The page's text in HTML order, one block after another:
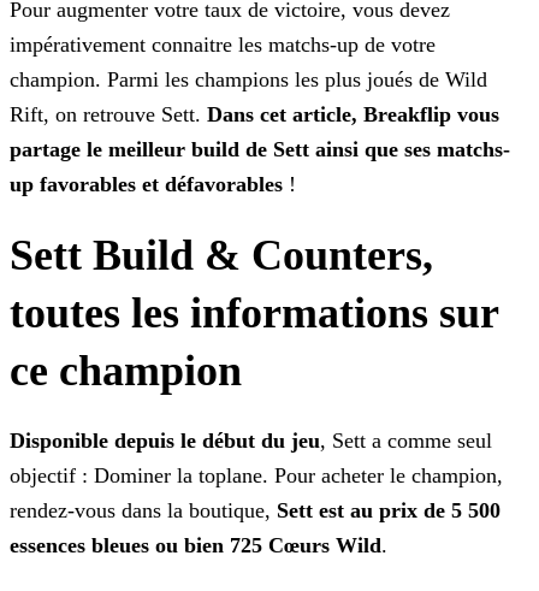
Pour augmenter votre taux de victoire, vous devez
impérativement connaitre les matchs-up de votre
champion. Parmi les champions les plus joués de Wild
Rift, on retrouve Sett. Dans cet article, Breakflip vous
partage le meilleur build de Sett ainsi que ses matchs-
up favorables et défavorables !
Sett Build & Counters,
toutes les informations sur
ce champion
Disponible depuis le début du jeu, Sett a comme seul
objectif : Dominer la toplane. Pour acheter le champion,
rendez-vous dans la boutique, Sett est au prix de 5 500
essences bleues ou bien 725 Cœurs Wild.